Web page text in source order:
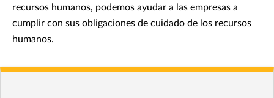
recursos humanos, podemos ayudar a las empresas a
cumplir con sus obligaciones de cuidado de los recursos
humanos.